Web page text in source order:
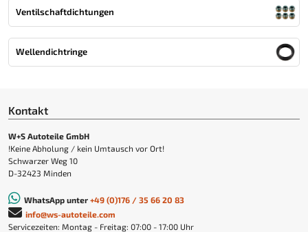
Ventilschaftdichtungen
Wellendichtringe
Kontakt
W+S Autoteile GmbH
!Keine Abholung / kein Umtausch vor Ort!
Schwarzer Weg 10
D-32423 Minden
WhatsApp unter +49 (0)176 / 35 66 20 83
info@ws-autoteile.com
Servicezeiten: Montag - Freitag: 07:00 - 17:00 Uhr